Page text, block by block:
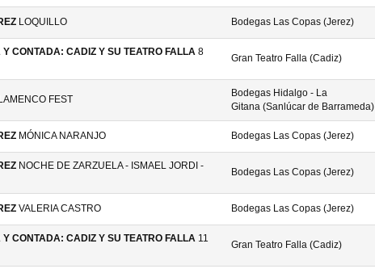
LOQUILLO Bodegas Las Copas (Jerez)
Y CONTADA: CADIZ Y SU TEATRO FALLA 8
Gran Teatro Falla (Cadiz)
FEST
Bodegas Hidalgo - La
Gitana (Sanlúcar de Barrameda)
MÓNICA NARANJO Bodegas Las Copas (Jerez)
NOCHE DE ZARZUELA - ISMAEL JORDI -
Bodegas Las Copas (Jerez)
VALERIA CASTRO Bodegas Las Copas (Jerez)
Y CONTADA: CADIZ Y SU TEATRO FALLA 11
Gran Teatro Falla (Cadiz)